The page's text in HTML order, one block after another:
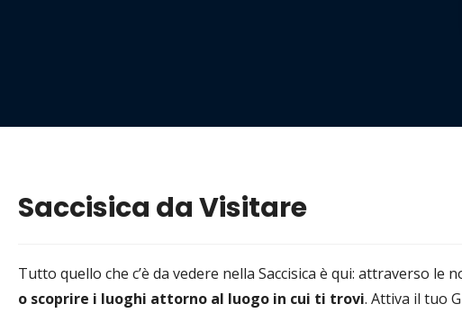
Saccisica da Visitare
Tutto quello che c’è da vedere nella Saccisica è qui: attraverso le
o scoprire i luoghi attorno al luogo in cui ti trovi. Attiva il tuo